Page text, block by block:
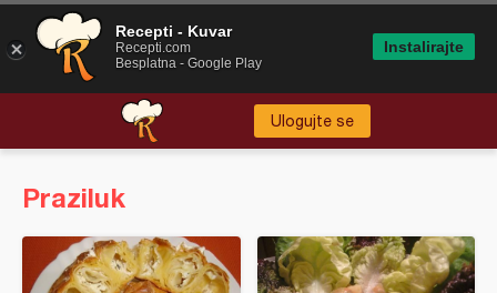
Ulogujte se
Praziluk
Recepti - Kuvar
Recepti.com
Besplatna - Google Play
Instalirajte